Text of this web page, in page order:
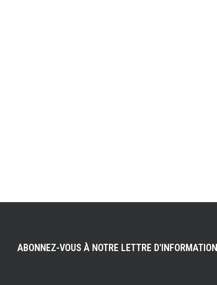
ABONNEZ-VOUS À NOTRE LETTRE D'INFORMATION